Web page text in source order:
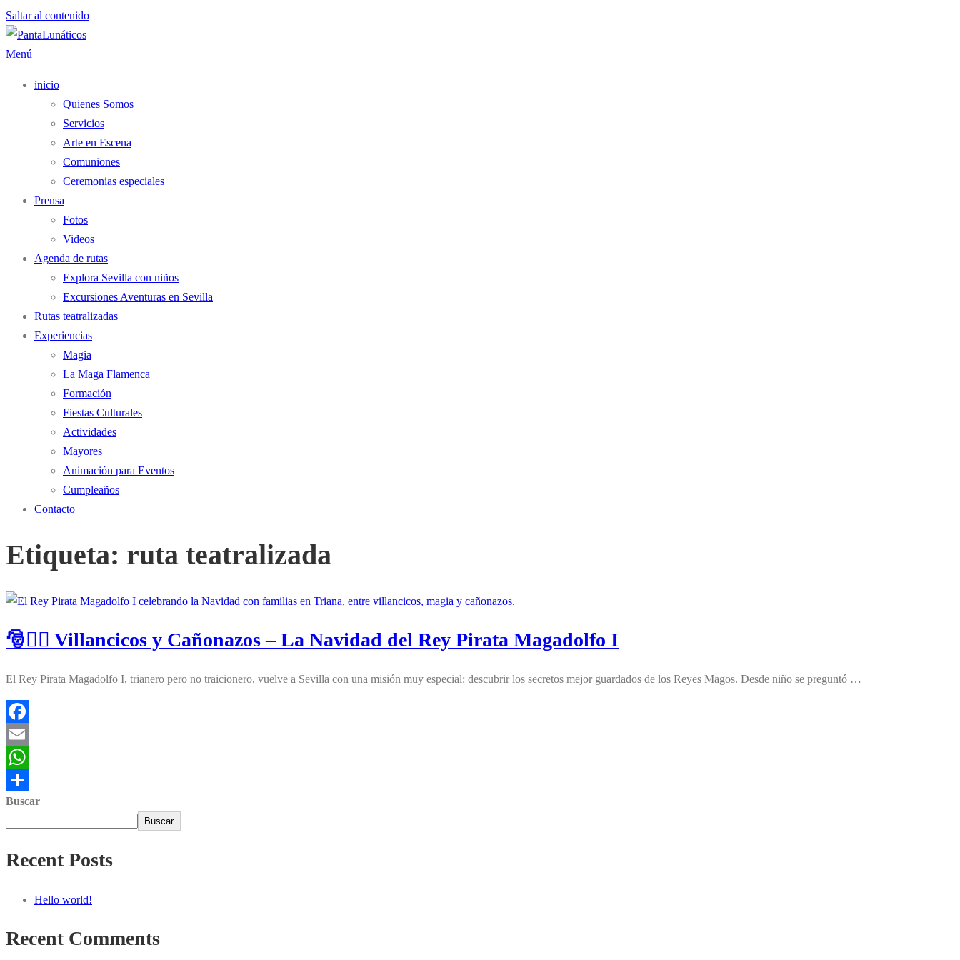
Saltar al contenido
Menú
inicio
Quienes Somos
Servicios
Arte en Escena
Comuniones
Ceremonias especiales
Prensa
Fotos
Videos
Agenda de rutas
Explora Sevilla con niños
Excursiones Aventuras en Sevilla
Rutas teatralizadas
Experiencias
Magia
La Maga Flamenca
Formación
Fiestas Culturales
Actividades
Mayores
Animación para Eventos
Cumpleaños
Contacto
Etiqueta: ruta teatralizada
🎅🏴‍☠️ Villancicos y Cañonazos – La Navidad del Rey Pirata Magadolfo I
El Rey Pirata Magadolfo I, trianero pero no traicionero, vuelve a Sevilla con una misión muy especial: descubrir los secretos mejor guardados de los Reyes Magos. Desde niño se preguntó …
Facebook
Email
WhatsApp
Compartir
Buscar
Buscar
Recent Posts
Hello world!
Recent Comments